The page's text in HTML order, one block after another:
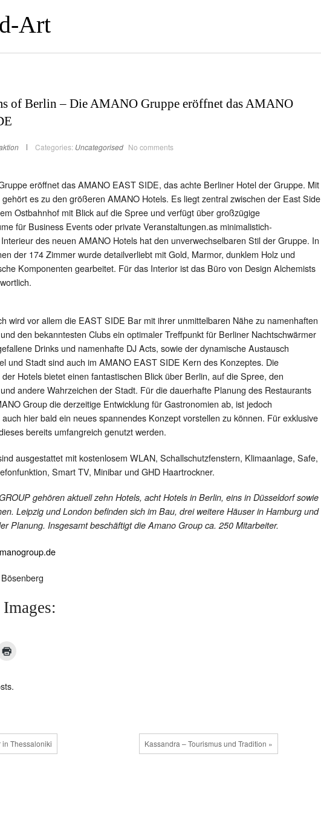
Art
of Berlin – Die AMANO Gruppe eröffnet das AMANO
Categories: Uncategorised No comments
eröffnet das AMANO EAST SIDE, das achte Berliner Hotel der Gruppe. Mit
es zu den größeren AMANO Hotels. Es liegt zentral zwischen der East Side
Ostbahnhof mit Blick auf die Spree und verfügt über großzügige
für Business Events oder private Veranstaltungen.as minimalistich-
des neuen AMANO Hotels hat den unverwechselbaren Stil der Gruppe. In
der 174 Zimmer wurde detailverliebt mit Gold, Marmor, dunklem Holz und
Komponenten gearbeitet. Für das Interior ist das Büro von Design Alchemists
wird vor allem die EAST SIDE Bar mit ihrer unmittelbaren Nähe zu namenhaften
den bekanntesten Clubs ein optimaler Treffpunkt für Berliner Nachtschwärmer
Drinks und namenhafte DJ Acts, sowie der dynamische Austausch
und Stadt sind auch im AMANO EAST SIDE Kern des Konzeptes. Die
Hotels bietet einen fantastischen Blick über Berlin, auf die Spree, den
andere Wahrzeichen der Stadt. Für die dauerhafte Planung des Restaurants
Group die derzeitige Entwicklung für Gastronomien ab, ist jedoch
hier bald ein neues spannendes Konzept vorstellen zu können. Für exklusive
bereits umfangreich genutzt werden.
ausgestattet mit kostenlosem WLAN, Schallschutzfenstern, Klimaanlage, Safe,
Smart TV, Minibar und GHD Haartrockner.
gehören aktuell zehn Hotels, acht Hotels in Berlin, eins in Düsseldorf sowie
Leipzig und London befinden sich im Bau, drei weitere Häuser in Hamburg und
Planung. Insgesamt beschäftigt die Amano Group ca. 250 Mitarbeiter.
Thessaloniki Kassandra – Tourismus und Tradition »